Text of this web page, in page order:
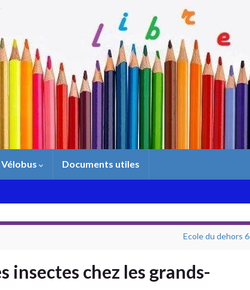
Vélobus Documents utiles
Ecole du dehors 6
insectes chez les grands-